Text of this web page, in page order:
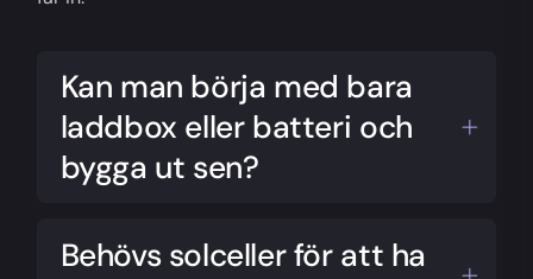
Kan man börja med bara
laddbox eller batteri och
bygga ut sen?
eller batteriet och utveckla sin anläggning över
tid. Ett tips är att installera laddboxen eller
Behövs solceller för att ha